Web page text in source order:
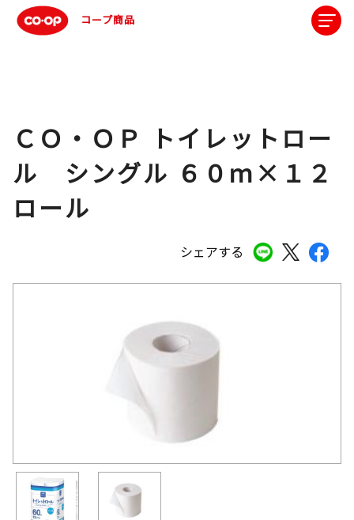
コープ商品
シェアする
ＣＯ・ＯＰ トイレットロー
ル シングル ６０ｍ×１２
ロール